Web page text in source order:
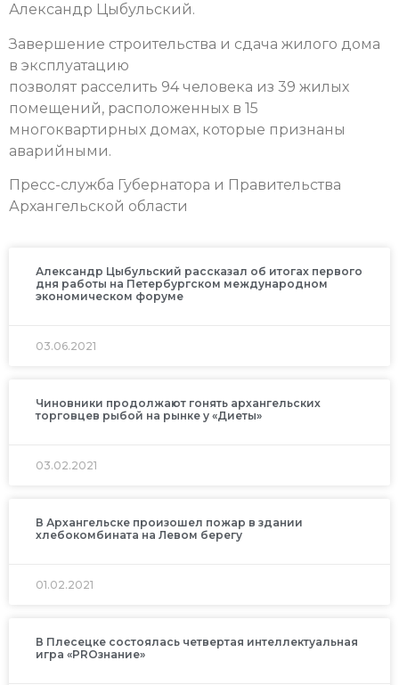
Александр Цыбульский.
Завершение строительства и сдача жилого дома
в эксплуатацию
позволят расселить 94 человека из 39 жилых
помещений, расположенных в 15
многоквартирных домах, которые признаны
аварийными.
Пресс-служба Губернатора и Правительства
Архангельской области
Александр Цыбульский рассказал об итогах первого
дня работы на Петербургском международном
экономическом форуме
03.06.2021
Чиновники продолжают гонять архангельских
торговцев рыбой на рынке у «Диеты»
03.02.2021
В Архангельске произошел пожар в здании
хлебокомбината на Левом берегу
01.02.2021
В Плесецке состоялась четвертая интеллектуальная
игра «PROзнание»